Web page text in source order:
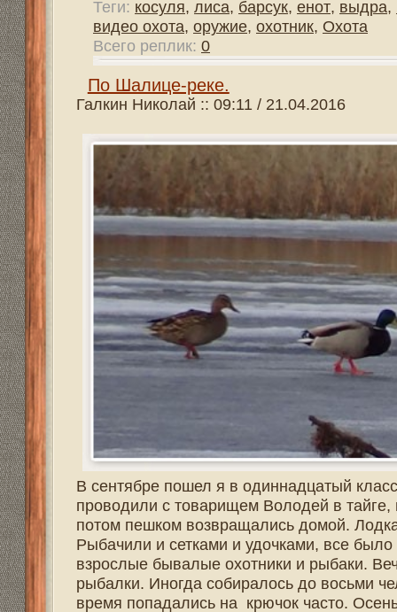
наполняется звуками: бормочут тетерева, токуют
начинается перелет уток и гусей, а на утренних и
С вечера все обсудили, кто и куда пойдет
по реке Шалице до урочища Иссад. Ребята на
ивняком вырубки с небольшими опушками очень
На утро, еще в полной темноте выехали к местам
густой туман, видимость нулевая. Пришлось
стал рассеиваться. По реке ехать всего 12
Но за рулем я и деваться ему уже не куда. Не всегда
интересней и памятней. Вскоре мы ткнулись носом в
тянулась от реки вглубь тайги, а по разным
нарезное оружие, якобы безотказное, проверенное.
Комментировать
Теги: Охота,охотник оружие, видео охота,винтовка
норка,выдра,енот,барсук,лиса,косуля
Всего реплик: 0
Старая волчица.
Галкин Николай :: 09:19 / 02.02.2016